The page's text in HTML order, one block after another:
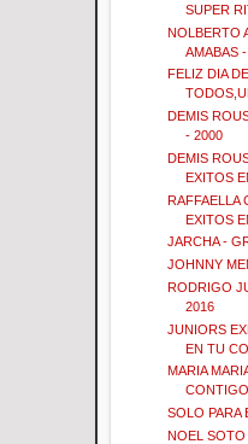
SUPER
NOLBERTO
AMABAS
FELIZ DIA
DEMIS
- 2000
DEMIS
EXITOS
RAFFAELLA
EXITOS
JARCHA -
JOHNNY
RODRIGO
2016
JUNIORS
EN TU
MARIA
SOLO PARA
NOEL